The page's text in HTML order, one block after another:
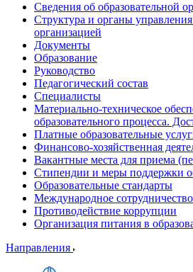
Сведения об образовательной
Структура и органы управления
организацией
Документы
Образование
Руководство
Педагогический состав
Специалисты
Материально-техническое
образовательного процесса.
Платные образовательные
Финансово-хозяйственная
Вакантные места для приема
Стипендии и меры поддержки
Образовательные стандарты
Международное сотрудничество
Противодействие коррупции
Организация питания в
Направления